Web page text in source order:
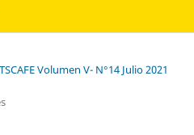
Volumen V- N°14 Julio 2021